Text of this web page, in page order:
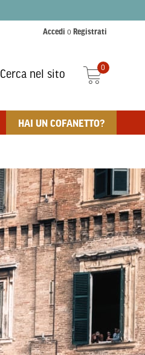
Cerca nel sito
0
HAI UN COFANETTO?
Accedi o Registrati